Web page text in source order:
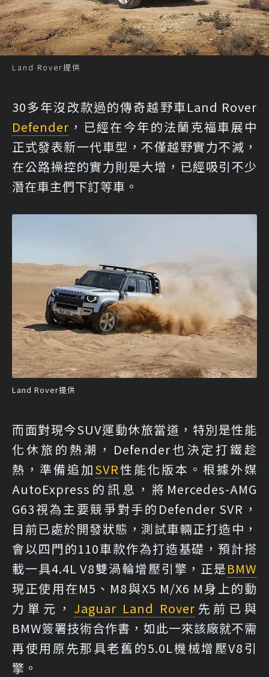
Land Rover提供
30多年沒改款過的傳奇越野車Land Rover
Defender ，已經在今年的法蘭克福車展中
正式發表新一代車型，不僅越野實力不減，
在公路操控的實力則是大增，已經吸引不少
潛在車主們下訂等車。
Land Rover提供
而面對現今SUV運動休旅當道，特別是性能
化休旅的熱潮，Defender也決定打鐵趁
熱，準備追加SVR性能化版本。根據外媒
AutoExpress的訊息，將Mercedes-AMG
G63視為主要競爭對手的Defender SVR，
目前已處於開發狀態，測試車輛正打造中，
會以四門的110車款作為打造基礎，預計搭
載一具4.4L V8雙渦輪增壓引擎，正是BMW
現正使用在M5、M8與X5 M/X6 M身上的動
力單元， Jaguar Land Rover 先前已與
BMW簽署技術合作書，如此一來該廠就不需
再使用原先那具老舊的5.0L機械增壓V8引
擎。